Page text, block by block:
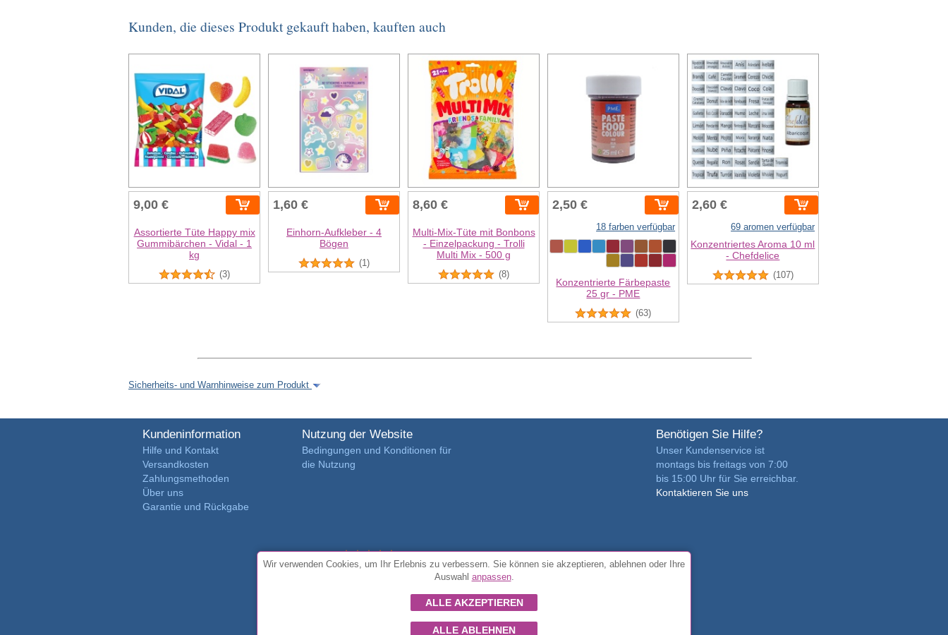
Kunden, die dieses Produkt gekauft haben, kauften auch
9,00 €
Assortierte Tüte Happy mix
Gummibärchen - Vidal - 1
kg
(3)
1,60 €
Einhorn-Aufkleber - 4
Bögen
(1)
8,60 €
Multi-Mix-Tüte mit Bonbons
- Einzelpackung - Trolli
Multi Mix - 500 g
(8)
2,50 €
18 farben verfügbar
Konzentrierte Färbepaste
25 gr - PME
(63)
2,60 €
69 aromen verfügbar
Konzentriertes Aroma 10 ml
- Chefdelice
(107)
Sicherheits- und Warnhinweise zum Produkt
Kundeninformation
Hilfe und Kontakt
Versandkosten
Zahlungsmethoden
Über uns
Garantie und Rückgabe
Nutzung der Website
Bedingungen und Konditionen für
die Nutzung
Benötigen Sie Hilfe?
Unser Kundenservice ist
montags bis freitags von 7:00
bis 15:00 Uhr für Sie erreichbar.
Kontaktieren Sie uns
4.7/5 von3889 verifizierte Kundenrezensionen
© Alle Rechte vorbehalten FunToCome
Wir verwenden Cookies, um Ihr Erlebnis zu verbessern. Sie können sie akzeptieren, ablehnen oder Ihre
Auswahl anpassen.
ALLE AKZEPTIEREN
ALLE ABLEHNEN